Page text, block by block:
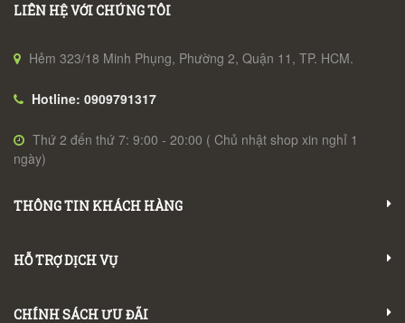
LIÊN HỆ VỚI CHÚNG TÔI
Hẻm 323/18 Minh Phụng, Phường 2, Quận 11, TP. HCM.
Hotline: 0909791317
Thứ 2 đến thứ 7: 9:00 - 20:00 ( Chủ nhật shop xin nghỉ 1
ngày)
THÔNG TIN KHÁCH HÀNG
HỖ TRỢ DỊCH VỤ
CHÍNH SÁCH ƯU ĐÃI